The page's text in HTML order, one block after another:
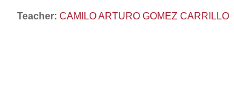
Teacher: CAMILO ARTURO GOMEZ CARRILLO